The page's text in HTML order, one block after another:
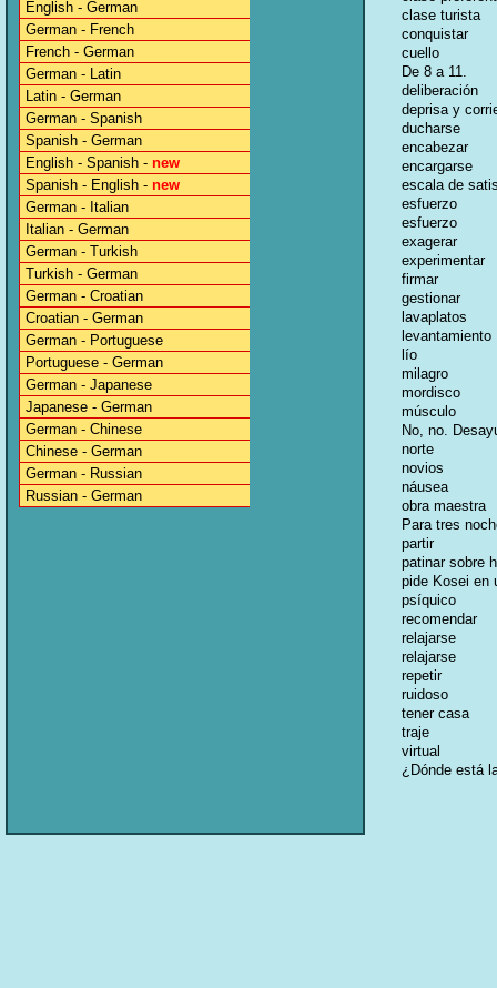
English - German
German - French
French - German
German - Latin
Latin - German
German - Spanish
Spanish - German
English - Spanish - new
Spanish - English - new
German - Italian
Italian - German
German - Turkish
Turkish - German
German - Croatian
Croatian - German
German - Portuguese
Portuguese - German
German - Japanese
Japanese - German
German - Chinese
Chinese - German
German - Russian
Russian - German
clase turista
conquistar
cuello
De 8 a 11.
deliberación
deprisa y
ducharse
encabezar
encargarse
escala de
esfuerzo
esfuerzo
exagerar
experimentar
firmar
gestionar
lavaplatos
levantamiento
lío
milagro
mordisco
músculo
No, no.
norte
novios
náusea
obra maestra
Para tres
partir
patinar sobre
pide Kosei en
psíquico
recomendar
relajarse
relajarse
repetir
ruidoso
tener casa
traje
virtual
¿Dónde está